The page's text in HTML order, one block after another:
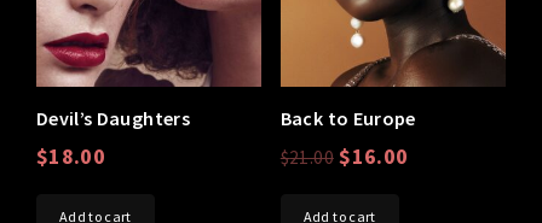
Devil’s Daughters
$18.00
Add to cart
Back to Europe
$21.00 $16.00
Add to cart